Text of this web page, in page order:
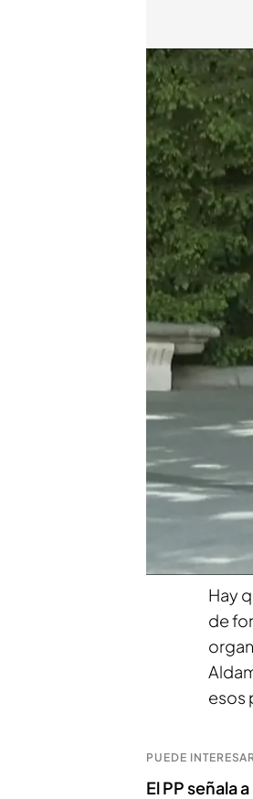
Hablamos sobre las
Redacción
29 OCT 2024 - 17:11h.
La
La
Hoy
de
con
Hay
de
esos
PUEDE
El PP señala